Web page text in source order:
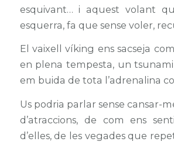
esquivant… i aquest volant
esquerra, fa que sense voler,
El vaixell víking ens sacseja
en plena tempesta, un
em buida de tota l’adrenalina
Us podria parlar sense cansar-
d’atraccions, de com ens
d’elles, de les vegades que